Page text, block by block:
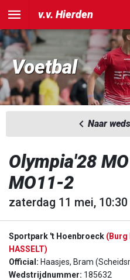
v.v. Hierden
Voetbal
Naar
Olympia'28
MO11-2
zaterdag 11 mei, 10:30
Sportpark 't Hoenbroeck (Burg
HASSELT)
Official: Haasjes, Bram
Wedstrijdnummer: 185632